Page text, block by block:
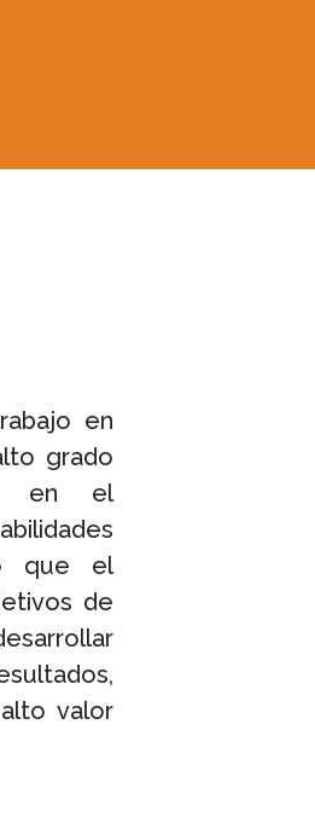
en
grado
en el
que el
de
valor